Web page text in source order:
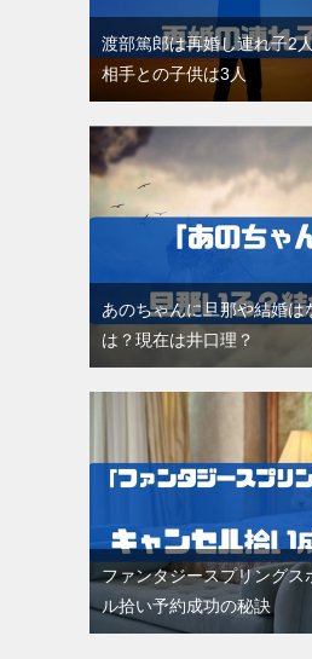
渡部篤郎は再婚し連れ子2
相手との子供は3人
あのちゃんに旦那や結婚は
は？現在は井口理？
ファンタジースプリングス
ル拾い予約成功の秘訣